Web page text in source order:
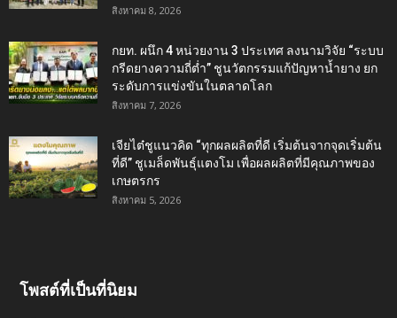
สิงหาคม 8, 2026
กยท. ผนึก 4 หน่วยงาน 3 ประเทศ ลงนามวิจัย “ระบบ
กรีดยางความถี่ต่ำ” ชูนวัตกรรมแก้ปัญหาน้ำยาง ยก
ระดับการแข่งขันในตลาดโลก
สิงหาคม 7, 2026
เจียไต๋ชูแนวคิด “ทุกผลผลิตที่ดี เริ่มต้นจากจุดเริ่มต้น
ที่ดี” ชูเมล็ดพันธุ์แตงโม เพื่อผลผลิตที่มีคุณภาพของ
เกษตรกร
สิงหาคม 5, 2026
โพสต์ที่เป็นที่นิยม